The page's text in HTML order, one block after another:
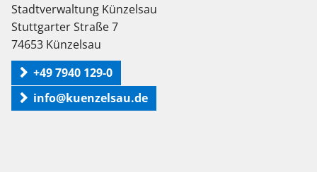
Stadtverwaltung Künzelsau
Stuttgarter Straße 7
74653 Künzelsau
+49 7940 129-0
info@kuenzelsau.de